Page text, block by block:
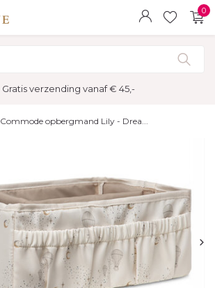
0
Gratis verzending vanaf € 45,-
Commode opbergmand Lily - Drea...